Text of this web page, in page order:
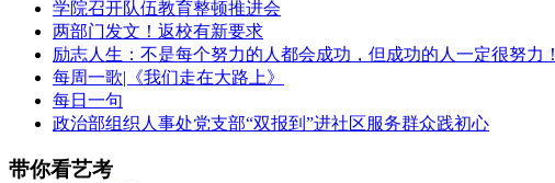
学院召开队伍教育整顿推进会
两部门发文！返校有新要求
励志人生：不是每个努力的人都会成功，但成功的人一定很努力！
每周一歌|《我们走在大路上》
每日一句
政治部组织人事处党支部“双报到”进社区服务群众践初心
带你看艺考